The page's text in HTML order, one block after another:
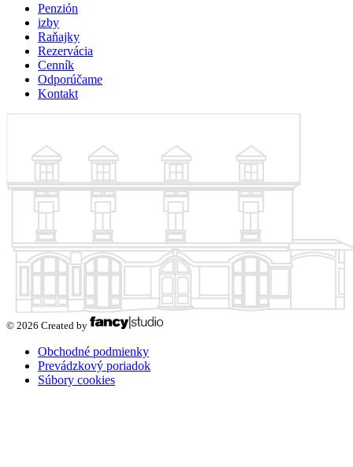
Penzión
izby
Raňajky
Rezervácia
Cenník
Odporúčame
Kontakt
© 2026 Created by
Obchodné podmienky
Prevádzkový poriadok
Súbory cookies